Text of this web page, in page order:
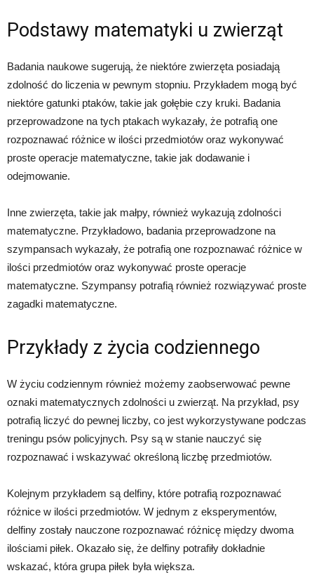
Podstawy matematyki u zwierząt
Badania naukowe sugerują, że niektóre zwierzęta posiadają
zdolność do liczenia w pewnym stopniu. Przykładem mogą być
niektóre gatunki ptaków, takie jak gołębie czy kruki. Badania
przeprowadzone na tych ptakach wykazały, że potrafią one
rozpoznawać różnice w ilości przedmiotów oraz wykonywać
proste operacje matematyczne, takie jak dodawanie i
odejmowanie.
Inne zwierzęta, takie jak małpy, również wykazują zdolności
matematyczne. Przykładowo, badania przeprowadzone na
szympansach wykazały, że potrafią one rozpoznawać różnice w
ilości przedmiotów oraz wykonywać proste operacje
matematyczne. Szympansy potrafią również rozwiązywać proste
zagadki matematyczne.
Przykłady z życia codziennego
W życiu codziennym również możemy zaobserwować pewne
oznaki matematycznych zdolności u zwierząt. Na przykład, psy
potrafią liczyć do pewnej liczby, co jest wykorzystywane podczas
treningu psów policyjnych. Psy są w stanie nauczyć się
rozpoznawać i wskazywać określoną liczbę przedmiotów.
Kolejnym przykładem są delfiny, które potrafią rozpoznawać
różnice w ilości przedmiotów. W jednym z eksperymentów,
delfiny zostały nauczone rozpoznawać różnicę między dwoma
ilościami piłek. Okazało się, że delfiny potrafiły dokładnie
wskazać, która grupa piłek była większa.